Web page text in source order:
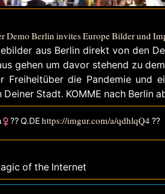
Demo Berlin invites Europe Bilder und
aus Berlin direkt von den
gehen um davor stehend zu
Freiheitüber die Pandemie und
Stadt. KOMME nach Berlin
?? Q.DEhttps://imgur.com/a/qdhlqQ4 ??
of the Internet